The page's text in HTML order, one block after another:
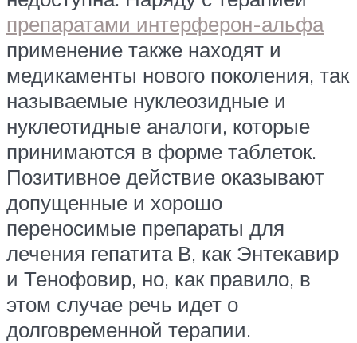
препаратами интерферон-альфа
применение также находят и
медикаменты нового поколения, так
называемые нуклеозидные и
нуклеотидные аналоги, которые
принимаются в форме таблеток.
Позитивное действие оказывают
допущенные и хорошо
переносимые препараты для
лечения гепатита В, как Энтекавир
и Тенофовир, но, как правило, в
этом случае речь идет о
долговременной терапии.